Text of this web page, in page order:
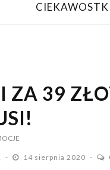
ZA 39
14 sierpnia 2020